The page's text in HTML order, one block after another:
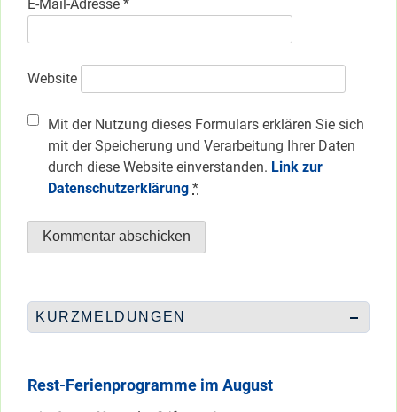
E-Mail-Adresse *
Website
Mit der Nutzung dieses Formulars erklären Sie sich
mit der Speicherung und Verarbeitung Ihrer Daten
durch diese Website einverstanden. Link zur
Datenschutzerklärung *
KURZMELDUNGEN
Rest-Ferienprogramme im August